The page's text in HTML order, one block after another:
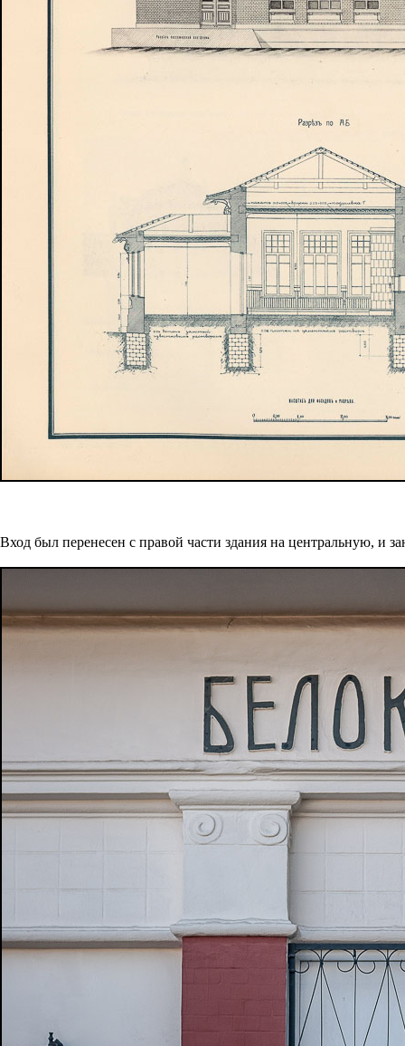
Вход был перенесен с правой части здания на центральную, и